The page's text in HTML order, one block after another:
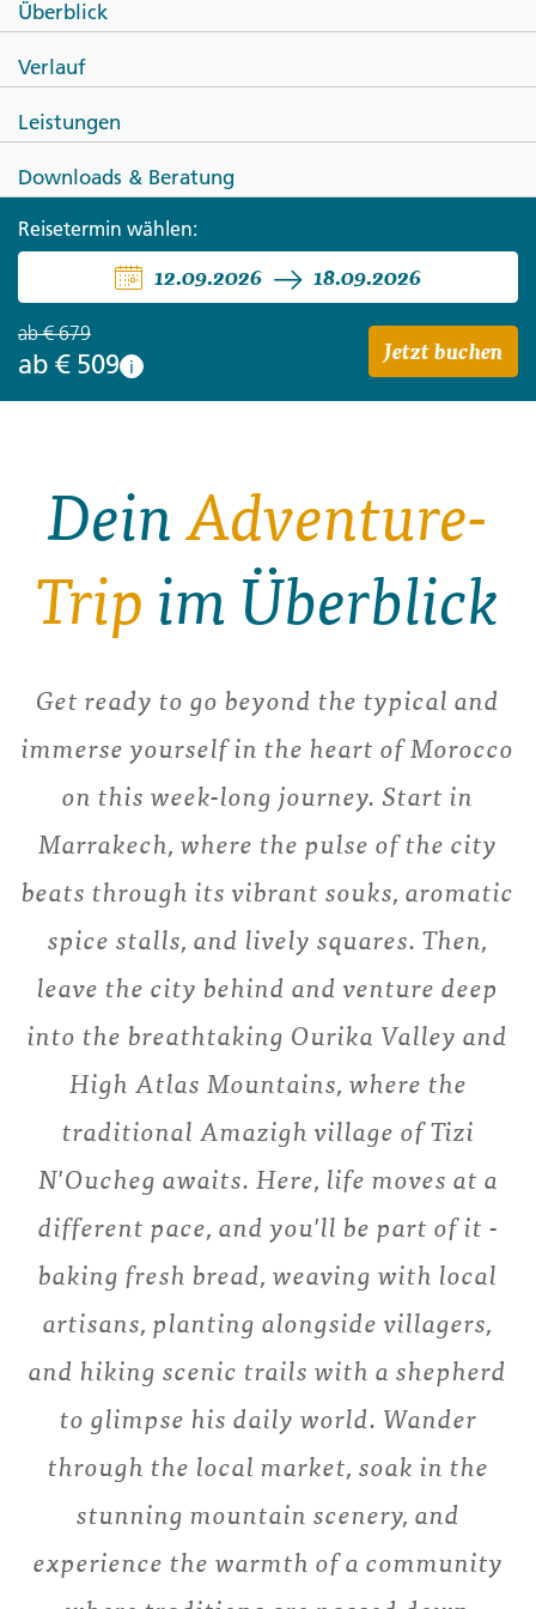
Überblick
Verlauf
Leistungen
Downloads & Beratung
Reisetermin wählen:
12.09.2026 18.09.2026
ab€ 679
ab € 509 i Jetzt buchen
DeinAdventure-
Trip im Überblick
Get ready to go beyond the typical and
immerse yourself in the heart of Morocco
on this week-long journey. Start in
Marrakech, where the pulse of the city
beats through its vibrant souks, aromatic
spice stalls, and lively squares. Then,
leave the city behind and venture deep
into the breathtaking Ourika Valley and
High Atlas Mountains, where the
traditional Amazigh village of Tizi
N'Oucheg awaits. Here, life moves at a
different pace, and you'll be part of it -
baking fresh bread, weaving with local
artisans, planting alongside villagers,
and hiking scenic trails with a shepherd
to glimpse his daily world. Wander
through the local market, soak in the
stunning mountain scenery, and
experience the warmth of a community